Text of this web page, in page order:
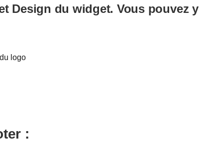
Design du widget. Vous pouvez y
logo
: